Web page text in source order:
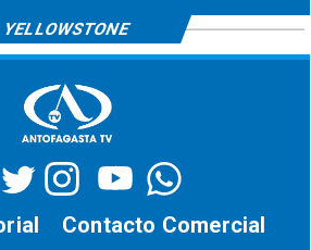
YELLOWSTONE
Contacto Comercial